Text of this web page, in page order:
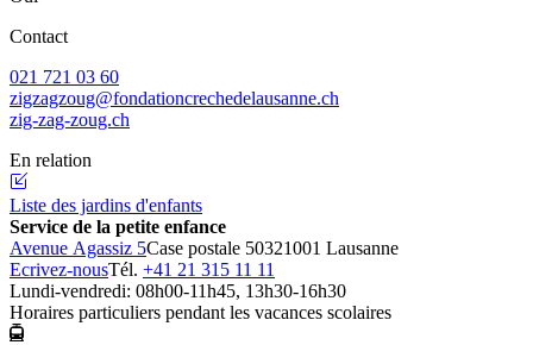
Contact
021 721 03 60
zigzagzoug@fondationcrechedelausanne.ch
zig-zag-zoug.ch
En relation
Liste des jardins d'enfants
Service de la petite enfance
Avenue Agassiz 5Case postale 50321001 Lausanne
Ecrivez-nousTél. +41 21 315 11 11
Lundi-vendredi: 08h00-11h45, 13h30-16h30
Horaires particuliers pendant les vacances scolaires